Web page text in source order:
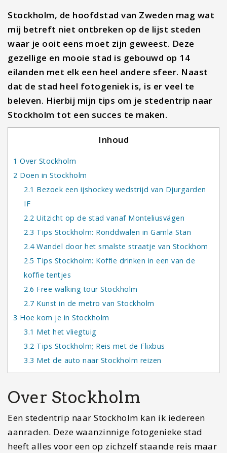
Stockholm, de hoofdstad van Zweden mag wat
mij betreft niet ontbreken op de lijst steden
waar je ooit eens moet zijn geweest. Deze
gezellige en mooie stad is gebouwd op 14
eilanden met elk een heel andere sfeer. Naast
dat de stad heel fotogeniek is, is er veel te
beleven. Hierbij mijn tips om je stedentrip naar
Stockholm tot een succes te maken.
Inhoud
1 Over Stockholm
2 Doen in Stockholm
2.1 Bezoek een ijshockey wedstrijd van Djurgarden
IF
2.2 Uitzicht op de stad vanaf Monteliusvägen
2.3 Tips Stockholm: Ronddwalen in Gamla Stan
2.4Wandel door het smalste straatje van Stockhom
2.5 Tips Stockholm: Koffie drinken in een van de
koffie tentjes
2.6 Free walking tour Stockholm
2.7 Kunst in de metro van Stockholm
3 Hoe kom je in Stockholm
3.1 Met het vliegtuig
3.2 Tips Stockholm; Reis met de Flixbus
3.3 Met de auto naar Stockholm reizen
Over Stockholm
Een stedentrip naar Stockholm kan ik iedereen
aanraden. Deze waanzinnige fotogenieke stad
heeft alles voor een op zichzelf staande reis maar